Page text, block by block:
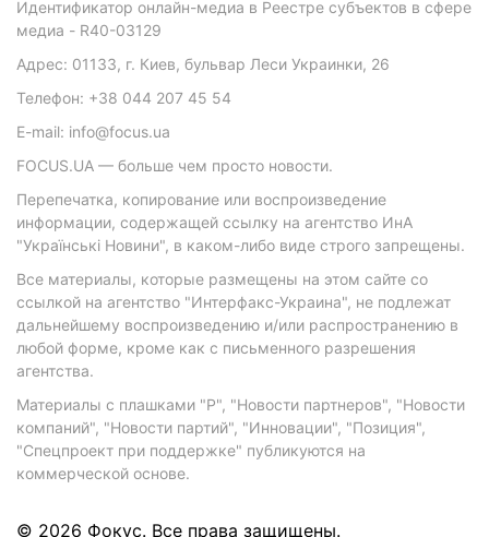
Идентификатор онлайн-медиа в Реестре субъектов в сфере
медиа - R40-03129
Адрес: 01133, г. Киев, бульвар Леси Украинки, 26
Телефон: +38 044 207 45 54
E-mail: info@focus.ua
FOCUS.UA — больше чем просто новости.
Перепечатка, копирование или воспроизведение
информации, содержащей ссылку на агентство ИнА
"Українські Новини", в каком-либо виде строго запрещены.
Все материалы, которые размещены на этом сайте со
ссылкой на агентство "Интерфакс-Украина", не подлежат
дальнейшему воспроизведению и/или распространению в
любой форме, кроме как с письменного разрешения
агентства.
Материалы с плашками "Р", "Новости партнеров", "Новости
компаний", "Новости партий", "Инновации", "Позиция",
"Спецпроект при поддержке" публикуются на
коммерческой основе.
© 2026 Фокус. Все права защищены.